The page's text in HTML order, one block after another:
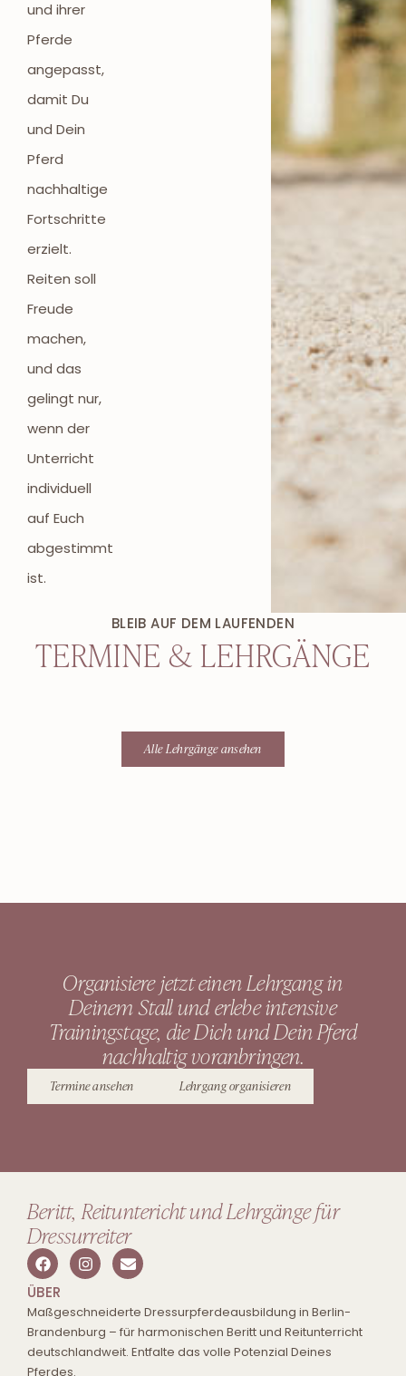
und ihrer
Pferde
angepasst,
damit Du
und Dein
Pferd
nachhaltige
Fortschritte
erzielt.
Reiten soll
Freude
machen,
und das
gelingt nur,
wenn der
Unterricht
individuell
auf Euch
abgestimmt
ist.
BLEIB AUF DEM LAUFENDEN
TERMINE & LEHRGÄNGE
Alle Lehrgänge ansehen
Organisiere jetzt einen Lehrgang in
Deinem Stall und erlebe intensive
Trainingstage, die Dich und Dein Pferd
nachhaltig voranbringen.
Termine ansehen Lehrgang organisieren
Beritt, Reituntericht und Lehrgänge für
Dressurreiter
ÜBER
Maßgeschneiderte Dressurpferdeausbildung in Berlin-
Brandenburg – für harmonischen Beritt und Reitunterricht
deutschlandweit. Entfalte das volle Potenzial Deines
Pferdes.